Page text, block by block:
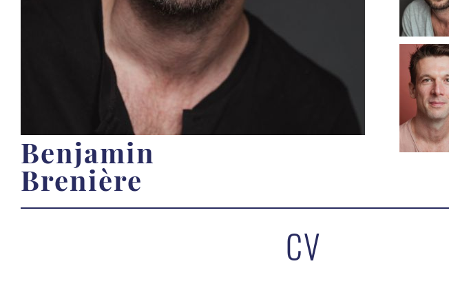
Benjamin
Brenière
CV